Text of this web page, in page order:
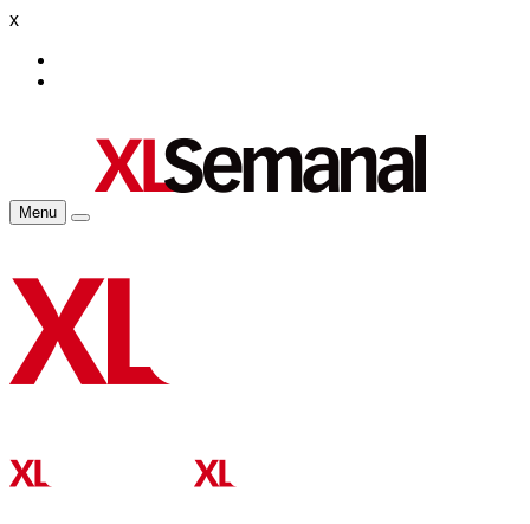
x
Menu